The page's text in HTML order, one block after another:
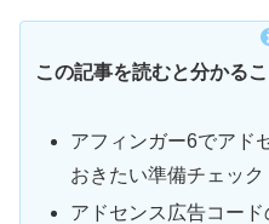
この記事を読むと分かる
アフィンガー6でアド
おきたい準備チェック
アドセンス広告コー